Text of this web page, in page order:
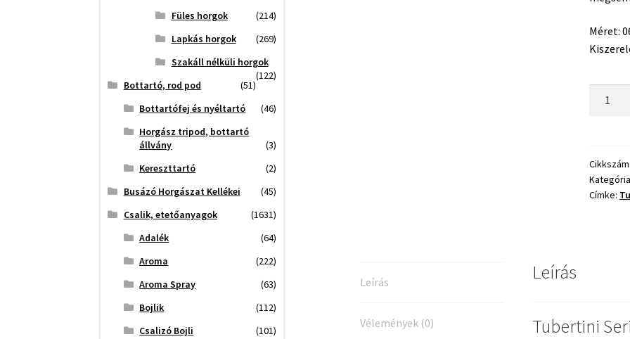
Méret:
6
Cikkszám:
Címke:
Leírás
Vélemények (0)
Leírás
Tubertini
Füles horgok
(214)
Lapkás horgok
(269)
Szakáll nélküli horgok
(122)
Bottartó, rod pod
(51)
Bottartófej és nyéltartó
(46)
Horgász tripod, bottartó
állvány
(3)
Kereszttartó
(2)
Busázó Horgászat Kellékei
(45)
Csalik, etetőanyagok
(1631)
Adalék
(64)
Aroma
(222)
Aroma Spray
(63)
Bojlik
(112)
Csalizó Bojli
(101)